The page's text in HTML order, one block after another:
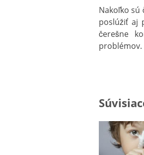
Nakoľko sú
poslúžiť aj
čerešne
problémov.